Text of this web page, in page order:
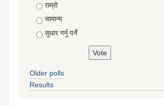
राम्रो
सामान्य
सुधार गर्नु पर्ने
Older polls
Results